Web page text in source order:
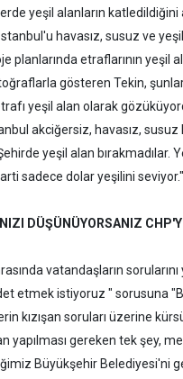
yeşil alanların katledildiğini
havasız, susuz ve
planlarında etraflarının yeşil
gösteren Tekin,
yeşil alan olarak
akciğersiz, havasız,
yeşil alan bırakmadılar.
sadece dolar yeşilini seviyor."
DÜŞÜNÜYORSANIZ
vatandaşların
etmek istiyoruz " sorusuna
kızışan soruları üzerine
yapılması gereken tek şey,
Büyükşehir Belediyesi'ni